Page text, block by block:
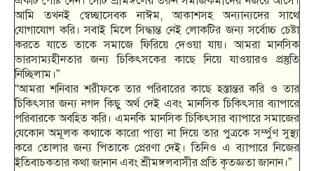
আমি তখনই স্বেচ্ছাসেবক নাঈম, আকাশসহ অন্যান্যদের সাথে
যোগাযোগ করি। সবাই মিলে সিদ্ধান্ত নেই লোকটির জন্য সর্বোচ্চ চেষ্টা
করতে যাতে তাকে সমাজে ফিরিয়ে দেওয়া যায়। আমরা মানসিক
ভারসাম্যহীনতার জন্য চিকিৎসকের কাছে নিয়ে যাওয়ারও প্রস্তুতি
নিচ্ছিলাম।”
“আমরা শনিবার শরীফকে তার পরিবারের কাছে হস্তান্তর করি ও তার
চিকিৎসার জন্য নগদ কিছু অর্থ দেই এবং মানসিক চিকিৎসার ব্যাপারে
পরিবারকে অবহিত করি। এমনকি মানসিক চিকিৎসার ব্যাপারে সমাজের
যেকোন অমূলক কথাকে কারো পাত্তা না দিয়ে তার পুত্রকে সর্ম্পুণ সুস্থ্য
করে তোলার জন্য পিতাকে প্রেরণা দেই। তিনিও এ ব্যাপারে নিজের
ইতিবাচকতার কথা জানান এবং শ্রীমঙ্গলবাসীর প্রতি কৃতজ্ঞতা জানান।”